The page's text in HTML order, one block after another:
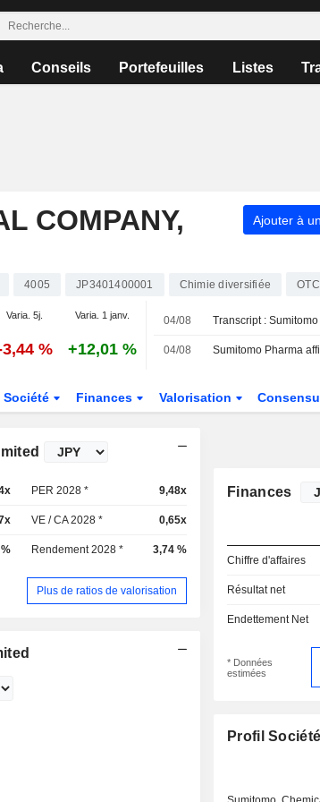
Conseils Portefeuilles Listes
COMPANY,
Ajouter à
4005 JP3401400001 Chimie diversifiée
Varia. 5j. Varia. 1 janv.
% +12,01 %
04/08
04/08
Société Finances Valorisation
PER 2028 * 9,48x
VE / CA 2028 * 0,65x
Rendement 2028 * 3,74 %
Plus de ratios de valorisation
Finances
Chiffre d'affaires
Résultat net
Endettement Net
* Données
estimées
Profil Société